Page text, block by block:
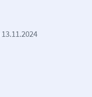
13.11.2024